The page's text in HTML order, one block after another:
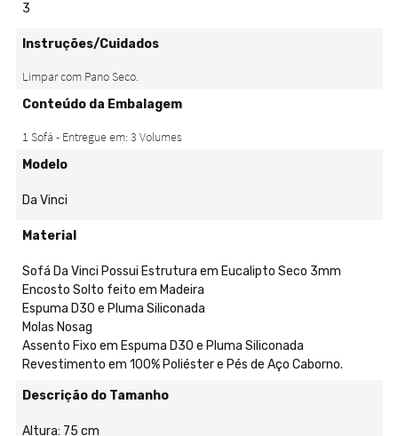
3
Instruções/Cuidados
Conteúdo da Embalagem
Modelo
Da Vinci
Material
Sofá Da Vinci Possui Estrutura em Eucalipto Seco 3mm
Encosto Solto feito em Madeira
Espuma D30 e Pluma Siliconada
Molas Nosag
Assento Fixo em Espuma D30 e Pluma Siliconada
Revestimento em 100% Poliéster e Pés de Aço Caborno.
Descrição do Tamanho
Altura: 75 cm